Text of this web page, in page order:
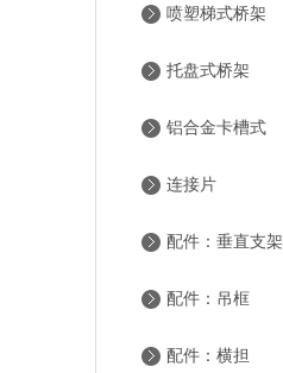
喷塑梯式桥架
托盘式桥架
铝合金卡槽式
连接片
配件：垂直支架
配件：吊框
配件：横担